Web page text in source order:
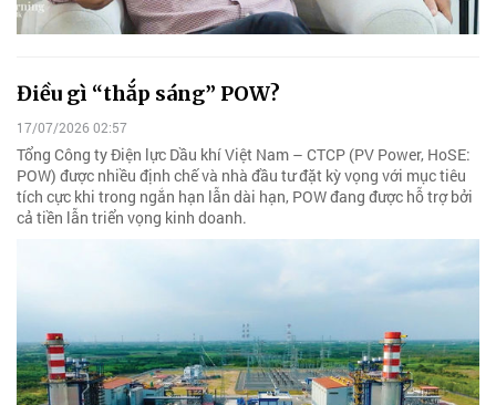
Điều gì “thắp sáng” POW?
17/07/2026 02:57
Tổng Công ty Điện lực Dầu khí Việt Nam – CTCP (PV Power, HoSE:
POW) được nhiều định chế và nhà đầu tư đặt kỳ vọng với mục tiêu
tích cực khi trong ngắn hạn lẫn dài hạn, POW đang được hỗ trợ bởi
cả tiền lẫn triển vọng kinh doanh.